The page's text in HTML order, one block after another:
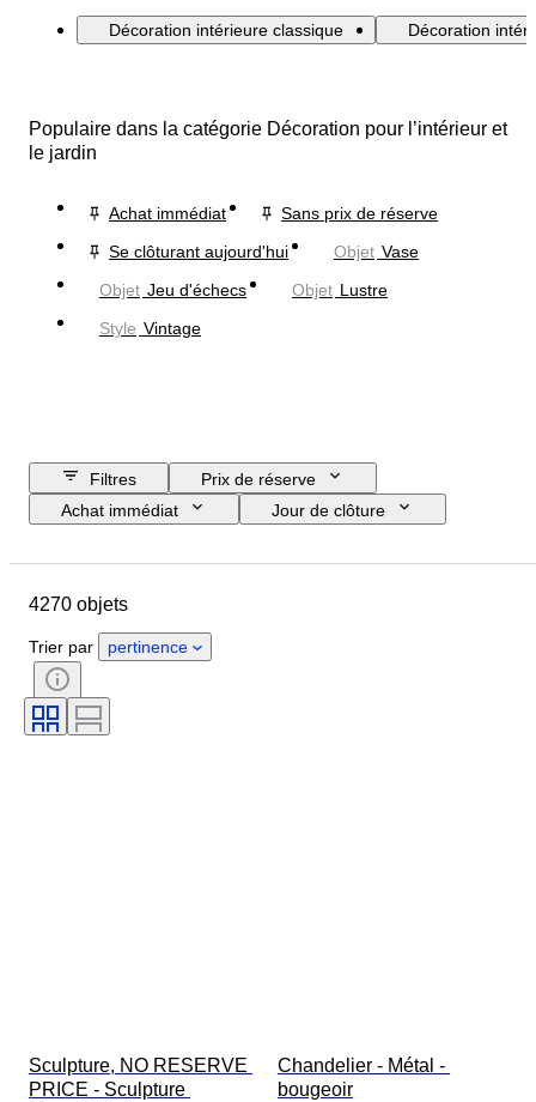
Décoration intérieure classique Décoration
Populaire dans la catégorie Décoration pour l’intérieur et
le jardin
Achat immédiat
Sans prix de réserve
Se clôturant aujourd'hui
Objet Vase
Objet Jeu d'échecs Objet Lustre
Style Vintage
Filtres
Prix de réserve
Achat immédiat
Jour de clôture
Pays d’origine
Genre
État
Certificat
Technique
Édition
4270 objets
Trier par pertinence
Sculpture, NO RESERVE
PRICE - Sculpture
Chandelier - Métal -
bougeoir